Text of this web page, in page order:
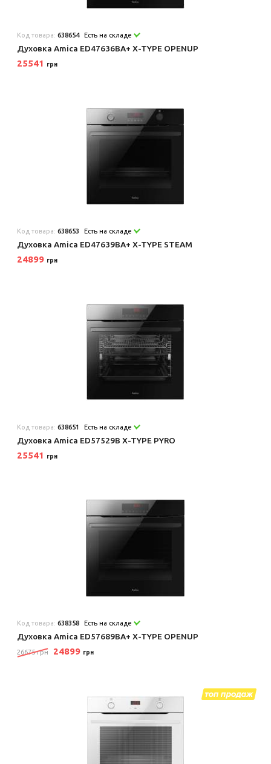
Код товара:638654 Есть на складе
Духовка Amica ED47636BA+ X-TYPE OPENUP
25541 грн
Код товара:638653 Есть на складе
Духовка Amica ED47639BA+ X-TYPE STEAM
24899 грн
Код товара:638651 Есть на складе
Духовка Amica ED57529B X-TYPE PYRO
25541 грн
Код товара:638358 Есть на складе
Духовка Amica ED57689BA+ X-TYPE OPENUP
26675 грн 24899 грн